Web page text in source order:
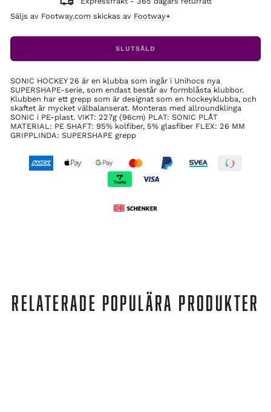
Säljs av Footway.com skickas av Footway+
SLUTSÅLD
SONIC HOCKEY 26 är en klubba som ingår i Unihocs nya
SUPERSHAPE-serie, som endast består av formblåsta klubbor.
Klubben har ett grepp som är designat som en hockeyklubba, och
skaftet är mycket välbalanserat. Monteras med allroundklinga
SONIC i PE-plast. VIKT: 227g (96cm) PLAT: SONIC PLÅT
MATERIAL: PE SHAFT: 95% kolfiber, 5% glasfiber FLEX: 26 MM
GRIPPLINDA: SUPERSHAPE grepp
RELATERADE POPULÄRA PRODUKTER